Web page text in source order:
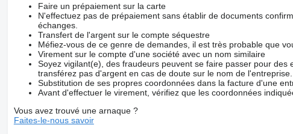
Faire un prépaiement sur la carte
N'effectuez pas de prépaiement sans établir de documents
échanges.
Transfert de l'argent sur le compte séquestre
Méfiez-vous de ce genre de demandes, il est très probable que
Virement sur le compte d'une société avec un nom similaire
Soyez vigilant(e), des fraudeurs peuvent se faire passer pour
transférez pas d'argent en cas de doute sur le nom de l'entreprise.
Substitution de ses propres coordonnées dans la facture d'une
Avant d'effectuer le virement, vérifiez que les coordonnées
Vous avez trouvé une arnaque ?
Faites-le-nous savoir